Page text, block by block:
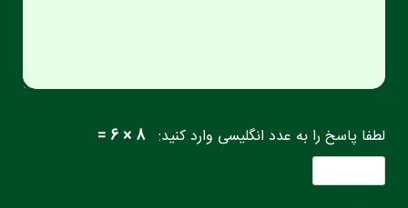
لطفا پاسخ را به عدد انگلیسی وارد کنید: 8 × 6 =